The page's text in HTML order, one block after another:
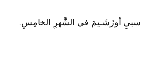
سبيِ أورُشَليمَ في الشَّهرِ الخامِسِ.